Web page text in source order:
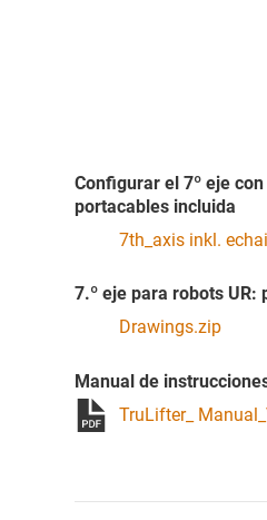
Configurar el 7º eje
portacables incluida
7th_axis inkl.
7.º eje para robots UR:
Drawings.zip
Manual de
TruLifter_